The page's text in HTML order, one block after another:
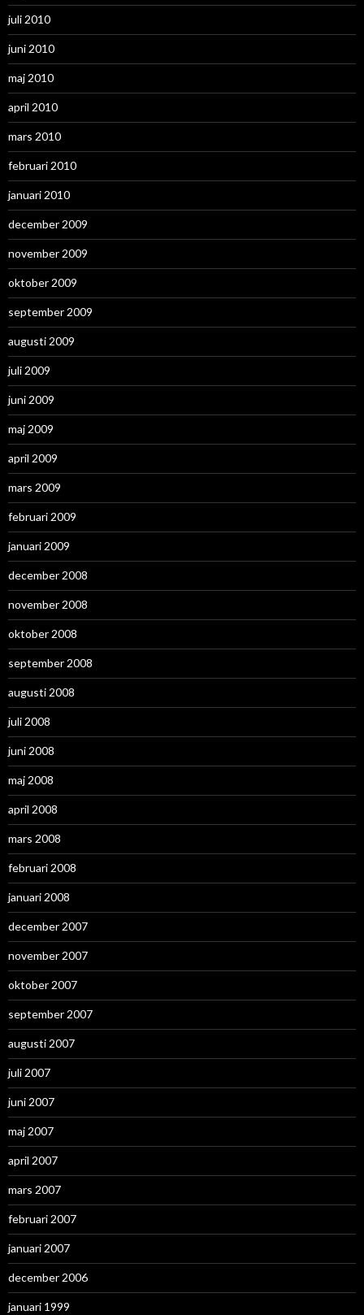
juli 2010
juni 2010
maj 2010
april 2010
mars 2010
februari 2010
januari 2010
december 2009
november 2009
oktober 2009
september 2009
augusti 2009
juli 2009
juni 2009
maj 2009
april 2009
mars 2009
februari 2009
januari 2009
december 2008
november 2008
oktober 2008
september 2008
augusti 2008
juli 2008
juni 2008
maj 2008
april 2008
mars 2008
februari 2008
januari 2008
december 2007
november 2007
oktober 2007
september 2007
augusti 2007
juli 2007
juni 2007
maj 2007
april 2007
mars 2007
februari 2007
januari 2007
december 2006
januari 1999